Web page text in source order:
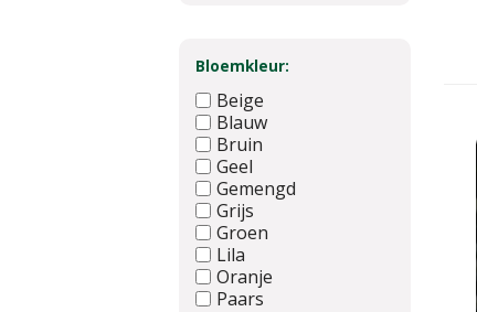
Bloemkleur:
Beige
Blauw
Bruin
Geel
Gemengd
Grijs
Groen
Lila
Oranje
Paars